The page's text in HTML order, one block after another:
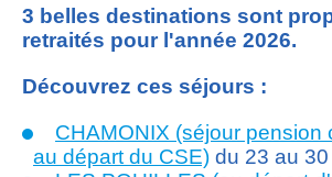
3 belles destinations sont
retraités pour l'année 2026.
Découvrez ces séjours :
CHAMONIX (séjour pension
au départ du CSE) du 23 au